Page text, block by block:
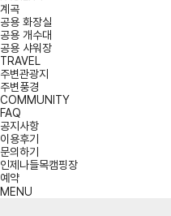
계곡
공용 화장실
공용 개수대
공용 샤워장
TRAVEL
주변관광지
주변풍경
COMMUNITY
FAQ
공지사항
이용후기
문의하기
인제나들목캠핑장
예약
MENU